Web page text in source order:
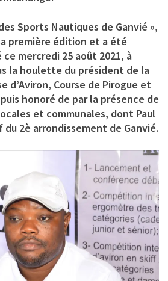
Sports Nautiques de Ganvié »,
première édition et a été
mercredi 25 août 2021, à
la houlette du président de la
d’Aviron, Course de Pirogue et
puis honoré de par la présence de
et communales, dont Paul
du 2è arrondissement de Ganvié.